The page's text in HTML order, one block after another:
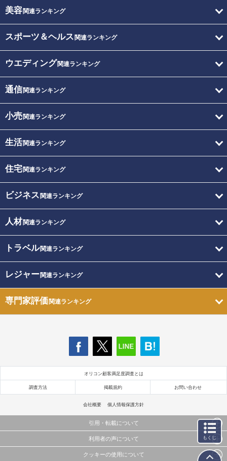
美容関連ランキング
スポーツ＆ヘルス 関連ランキング
ウエディング関連ランキング
通信関連ランキング
小売関連ランキング
生活関連ランキング
住宅関連ランキング
ビジネス 関連ランキング
人材関連ランキング
トラベル関連ランキング
レジャー関連ランキング
専門家評価関連ランキング
オリコン顧客満足度調査とは
調査方法 掲載規約 お問い合わせ
会社概要 個人情報保護方針
引用・転載について
当サイトで公開されている情報（文字、写真、イラスト、画像データ等）及びこれらの配置・
これらの情報を権利者の許可なく無断転載・複製などの二次利用を行うことは固く禁じており
利用者の声について
当サイトに掲載している内容はすべてサービスの利用者が提出された見解・感想です。
クッキーの使用について
もくじ